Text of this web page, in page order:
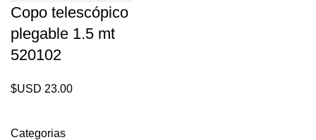
Categorias
Copo telescópico
plegable 1.5 mt
520102
$USD 23.00